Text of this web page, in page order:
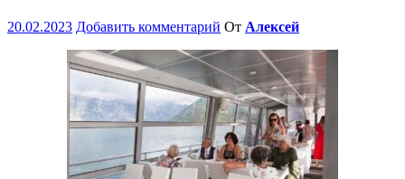
20.02.2023 Добавить комментарий От Алексей